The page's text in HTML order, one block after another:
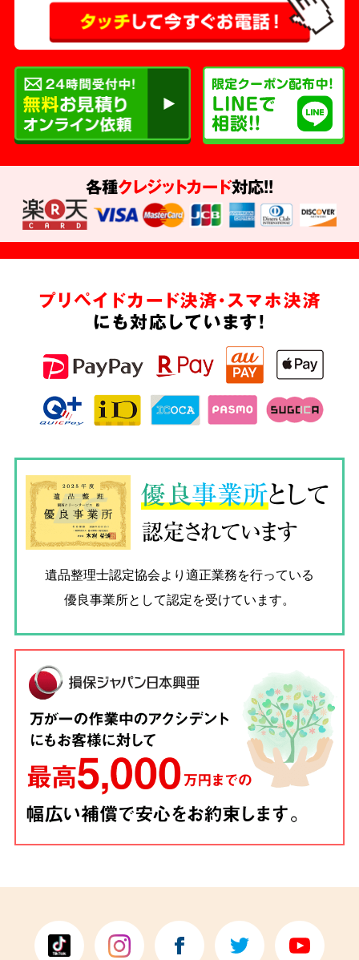
各種クレジットカード対応!!
プリペイドカード決済・スマホ決済
にも対応しています!
優良事業所として
認定されています
遺品整理士認定協会より適正業務を行っている
優良事業所として認定を受けています。